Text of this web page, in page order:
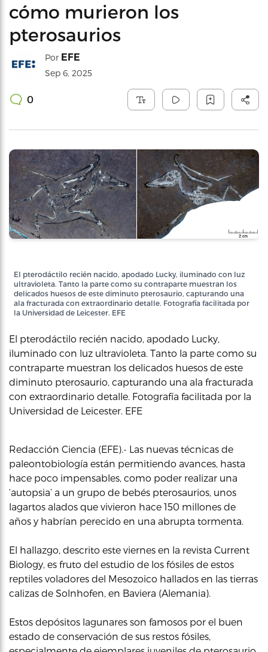
cómo murieron los
pterosaurios
Por EFE
Sep 6, 2025
0
El pterodáctilo recién nacido, apodado Lucky, iluminado con luz
ultravioleta. Tanto la parte como su contraparte muestran los
delicados huesos de este diminuto pterosaurio, capturando una
ala fracturada con extraordinario detalle. Fotografía facilitada por
la Universidad de Leicester. EFE
El pterodáctilo recién nacido, apodado Lucky,
iluminado con luz ultravioleta. Tanto la parte como su
contraparte muestran los delicados huesos de este
diminuto pterosaurio, capturando una ala fracturada
con extraordinario detalle. Fotografía facilitada por la
Universidad de Leicester. EFE
Redacción Ciencia (EFE).- Las nuevas técnicas de
paleontobiología están permitiendo avances, hasta
hace poco impensables, como poder realizar una
‘autopsia’ a un grupo de bebés pterosaurios, unos
lagartos alados que vivieron hace 150 millones de
años y habrían perecido en una abrupta tormenta.
El hallazgo, descrito este viernes en la revista Current
Biology, es fruto del estudio de los fósiles de estos
reptiles voladores del Mesozoico hallados en las tierras
calizas de Solnhofen, en Baviera (Alemania).
Estos depósitos lagunares son famosos por el buen
estado de conservación de sus restos fósiles,